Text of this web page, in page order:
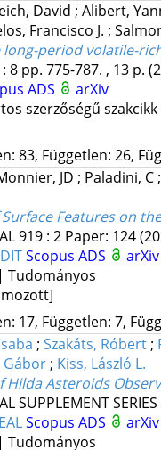
David ; Alibert,
Francisco J. ;
period volatile-
8 pp. 775-787. , 13 p.
ADS
arXiv
szerzőségű
83, Független: 26,
JD ; Paladini, C
Features on
919: 2 Paper: 124
Scopus ADS
arXiv
Tudományos
17, Független: 7,
; Szakáts, Róbert;
; Kiss, László L.
Asteroids
SUPPLEMENT SERIES
Scopus ADS
arXiv
Tudományos